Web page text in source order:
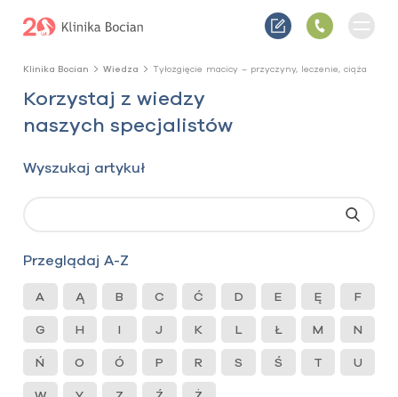
Klinika Bocian Wiedza Tyłozgięcie macicy – przyczyny, leczenie, ciąża
Korzystaj z wiedzy
naszych specjalistów
Wyszukaj artykuł
Przeglądaj A-Z
A Ą B C Ć D E Ę F
G H I J K L Ł M N
Ń O Ó P R S Ś T U